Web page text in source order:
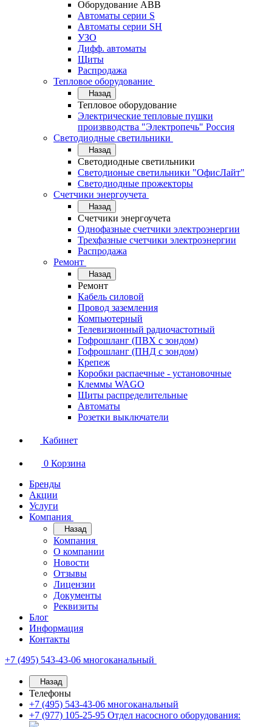
Оборудование АВВ
Автоматы серии S
Автоматы серии SH
УЗО
Дифф. автоматы
Щиты
Распродажа
Тепловое оборудование
Назад
Тепловое оборудование
Электрические тепловые пушки
произвводства "Электропечь" Россия
Светодиодные светильники
Назад
Светодиодные светильники
Светодионые светильники "ОфисЛайт"
Светодиодные прожекторы
Счетчики энергоучета
Назад
Счетчики энергоучета
Однофазные счетчики электроэнергии
Трехфазные счетчики электроэнергии
Распродажа
Ремонт
Назад
Ремонт
Кабель силовой
Провод заземления
Компьютерный
Телевизионный радиочастотный
Гофрошланг (ПВХ с зондом)
Гофрошланг (ПНД с зондом)
Крепеж
Коробки распаечные - установочные
Клеммы WAGO
Щиты распределительные
Автоматы
Розетки выключатели
Кабинет
0 Корзина
Бренды
Акции
Услуги
Компания
Назад
Компания
О компании
Новости
Отзывы
Лицензии
Документы
Реквизиты
Блог
Информация
Контакты
+7 (495) 543-43-06 многоканальный
Назад
Телефоны
+7 (495) 543-43-06 многоканальный
+7 (977) 105-25-95 Отдел насосного оборудования: